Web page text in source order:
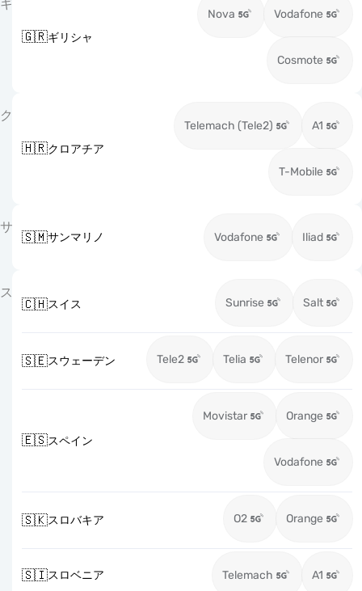
ギ
🇬🇷ギリシャ
Nova Vodafone
Cosmote
ク
🇭🇷クロアチア
Telemach (Tele2) A1
T-Mobile
サ
🇸🇲サンマリノ Vodafone Iliad
ス
🇨🇭スイス Sunrise Salt
🇸🇪スウェーデン Tele2 Telia Telenor
🇪🇸スペイン
Movistar Orange
Vodafone
🇸🇰スロバキア O2 Orange
🇸🇮スロベニア Telemach A1